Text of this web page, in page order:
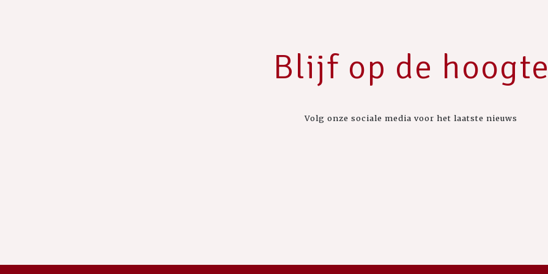
Blijf op de
Volg onze sociale media voor het laatste nieuws